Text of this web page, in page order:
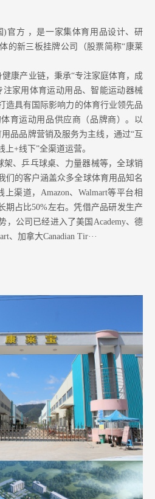
)官方 ，是一家集体育用品设计、研
的新三板挂牌公司（股票简称“康莱
康产业链，秉承“专注家庭体育，成
家用体育运动用品、智能运动器械
造具有国际影响力的体育行业领先品
育运动用品供应商（品牌商）。以
品品牌营销及服务为主线，通过“互
+线下”全渠道运营。
架、乒乓球桌、力量器械等，全球销
们的客户涵盖众多全球体育用品知名
上渠道，Amazon、Walmart等平台相
期占比50%左右。凭借产品研发生产
，公司已经进入了美国Academy、德
、加拿大Canadian Tir···